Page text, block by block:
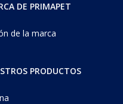
DE PRIMAPET
de la marca
PRODUCTOS